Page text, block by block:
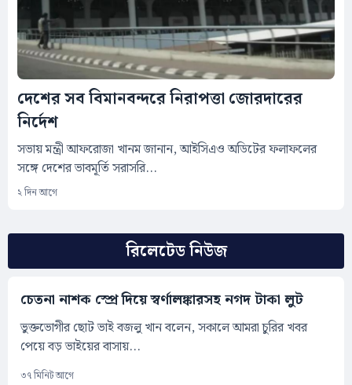
রিলেটেড নিউজ
চেতনা নাশক স্প্রে দিয়ে স্বর্ণালঙ্কারসহ নগদ টাকা লুট
ভুক্তভোগীর ছোট ভাই বজলু খান বলেন, সকালে আমরা চুরির খবর
পেয়ে বড় ভাইয়ের বাসায়...
৩৭ মিনিট আগে
দেশের সব বিমানবন্দরে নিরাপত্তা জোরদারের
নির্দেশ
সভায় মন্ত্রী আফরোজা খানম জানান, আইসিএও অডিটের ফলাফলের
সঙ্গে দেশের ভাবমূর্তি সরাসরি...
২ দিন আগে